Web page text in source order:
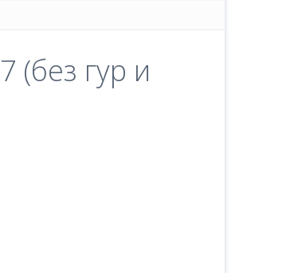
(без гур и